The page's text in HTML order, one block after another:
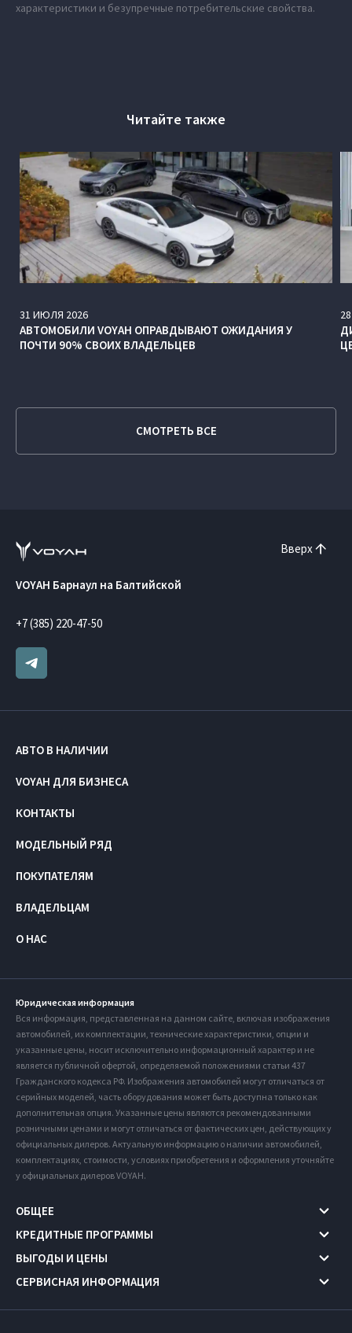
характеристики и безупречные потребительские свойства.
Читайте также
31 ИЮЛЯ 2026
АВТОМОБИЛИ VOYAH ОПРАВДЫВАЮТ ОЖИДАНИЯ У
ПОЧТИ 90% СВОИХ ВЛАДЕЛЬЦЕВ
28
СМОТРЕТЬ ВСЕ
Вверх
VOYAH Барнаул на Балтийской
+7 (385) 220-47-50
АВТО В НАЛИЧИИ
VOYAH ДЛЯ БИЗНЕСА
КОНТАКТЫ
МОДЕЛЬНЫЙ РЯД
ПОКУПАТЕЛЯМ
ВЛАДЕЛЬЦАМ
О НАС
Юридическая информация
Вся информация, представленная на данном сайте, включая изображения
автомобилей, их комплектации, технические характеристики, опции и
указанные цены, носит исключительно информационный характер и не
является публичной офертой, определяемой положениями статьи 437
Гражданского кодекса РФ. Изображения автомобилей могут отличаться от
серийных моделей, часть оборудования может быть доступна только как
дополнительная опция. Указанные цены являются рекомендованными
розничными ценами и могут отличаться от фактических цен, действующих у
официальных дилеров. Актуальную информацию о наличии автомобилей,
комплектациях, стоимости, условиях приобретения и оформления уточняйте
у официальных дилеров VOYAH.
ОБЩЕЕ
КРЕДИТНЫЕ ПРОГРАММЫ
ВЫГОДЫ И ЦЕНЫ
СЕРВИСНАЯ ИНФОРМАЦИЯ